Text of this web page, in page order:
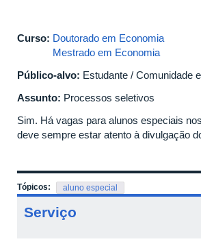
Curso: Doutorado em Economia
Mestrado em Economia
Público-alvo: Estudante / Comunidade
Assunto: Processos seletivos
Sim. Há vagas para alunos especiais
deve sempre estar atento à divulgação
Tópicos: aluno especial
Serviço